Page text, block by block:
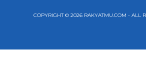
COPYRIGHT © 2026 RAKYATMU.COM - ALL